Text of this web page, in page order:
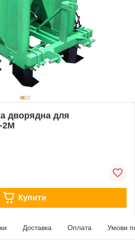
дворядна для
2М
Купити
Доставка Оплата Умови